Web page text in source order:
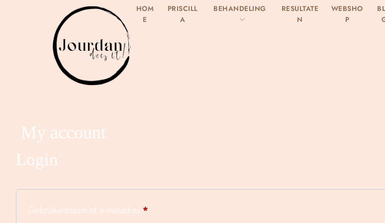
HOM
E
PRISCILL
A
BEHANDELING
RESULTATE
N
WEBSHO
P
My account
Login
Gebruikersnaam of e-mailadres *